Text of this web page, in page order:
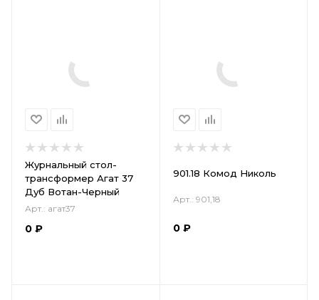
Журнальный стол-
трансформер Агат 37
Дуб Вотан-Черный
Арт.: агат37
0 ₽
901.18 Комод Николь
Арт.: 901,18
0₽